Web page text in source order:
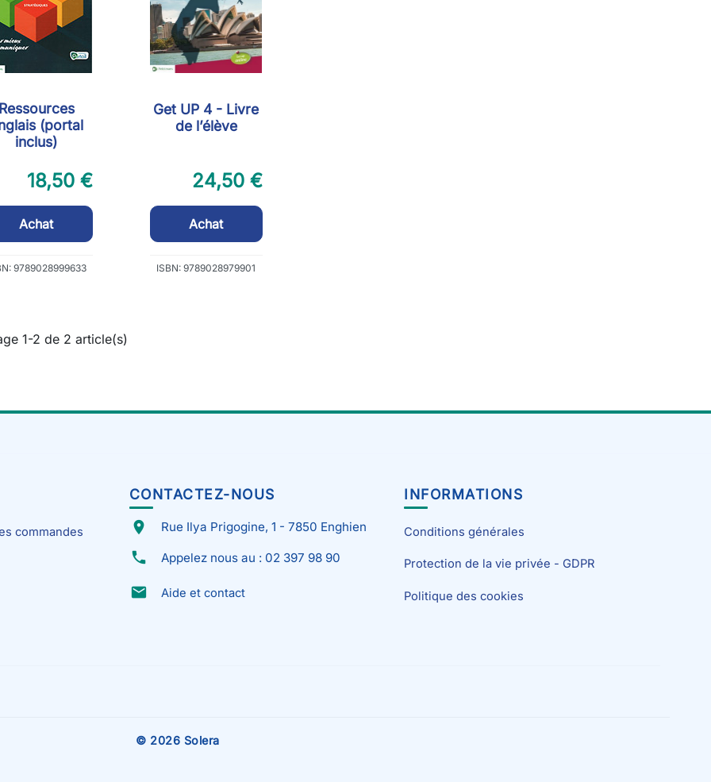
Ressources
(portal
inclus)
18,50 €
Achat
9789028999633
Get UP 4 - Livre
de l’élève
24,50 €
Achat
ISBN: 9789028979901
1-2 de 2 article(s)
commandes
CONTACTEZ-NOUS
place Rue Ilya Prigogine, 1 - 7850 Enghien
phone Appelez nous au : 02 397 98 90
email Aide et contact
INFORMATIONS
Conditions générales
Protection de la vie privée - GDPR
Politique des cookies
© 2026 Solera